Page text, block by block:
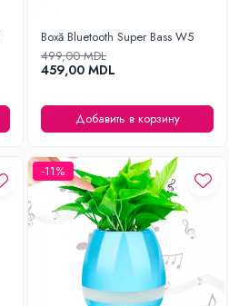
Boxă Bluetooth Super Bass W5
499,00 MDL
459,00 MDL
Добавить в корзину
-11%